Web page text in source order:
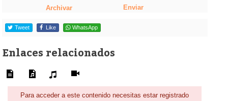
Archivar Enviar
Tweet Like WhatsApp
Enlaces relacionados
Para acceder a este contenido necesitas estar registrado